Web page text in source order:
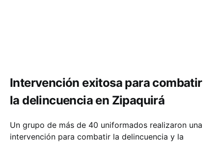
Intervención exitosa para combatir
la delincuencia en Zipaquirá
Un grupo de más de 40 uniformados realizaron una
intervención para combatir la delincuencia y la